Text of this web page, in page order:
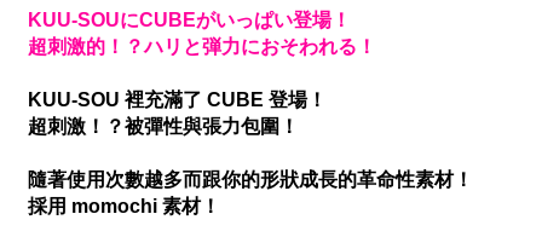
KUU-SOUにCUBEがいっぱい登場！
超刺激的！？ハリと弾力におそわれる！
KUU-SOU 裡充滿了 CUBE 登場！
超刺激！？被彈性與張力包圍！
隨著使用次數越多而跟你的形狀成長的革命性素材！
採用 momochi 素材！